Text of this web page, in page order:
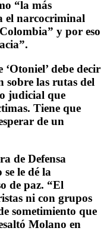
“la más
el narcocriminal
y por eso
debe decir
las rutas del
judicial que
Tiene que
de un
de Defensa
le dé la
de paz. “El
ni con grupos
sometimiento que
Molano en